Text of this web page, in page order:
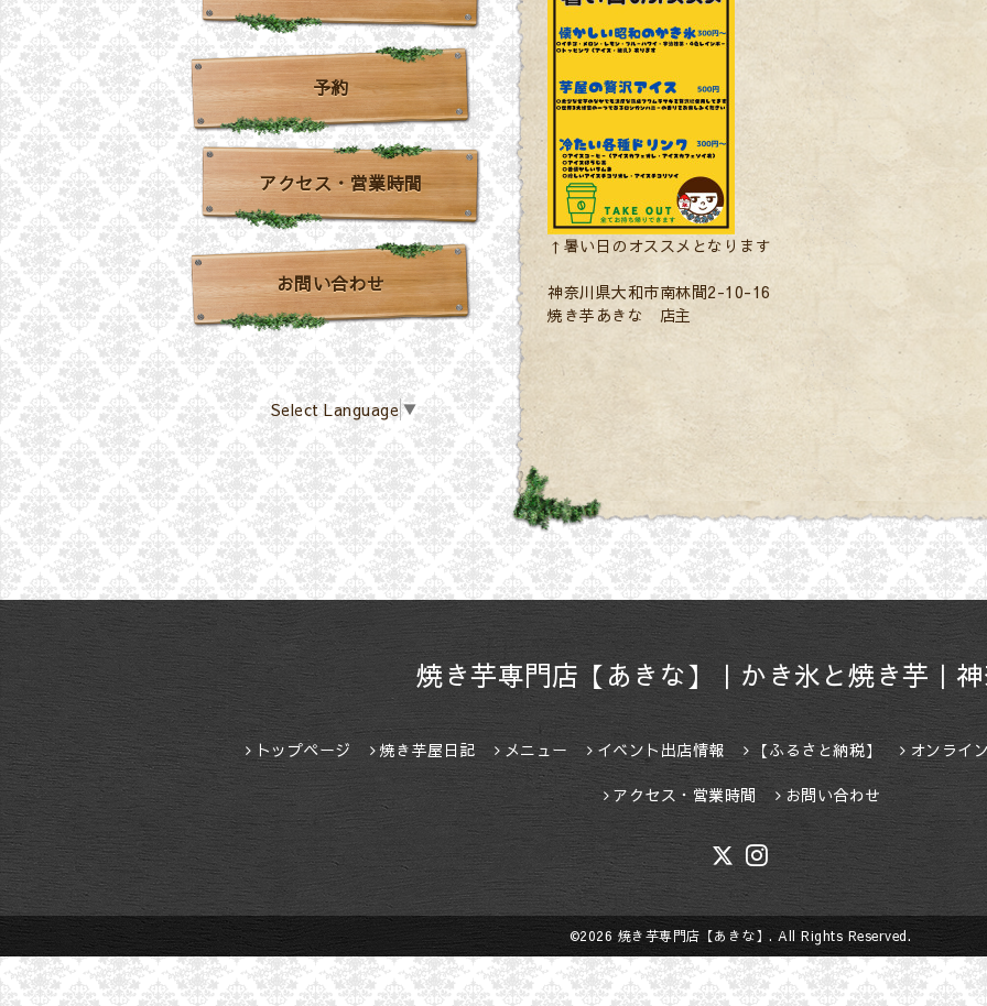
↑暑い日のオススメとなります
神奈川県大和市南林間2-10-16
焼き芋あきな 店主
予約
アクセス・営業時間
お問い合わせ
Select Language▼
焼き芋専門店【あきな】｜かき氷と焼き芋｜
トップページ 焼き芋屋日記 メニュー イベント出店情報 【ふるさと納税】 オンライ
アクセス・営業時間 お問い合わせ
©2026 焼き芋専門店【あきな】. All Rights Reserved.